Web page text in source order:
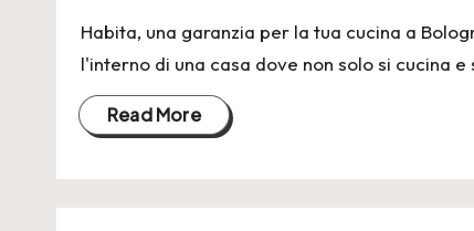
n
e
2
4
Habita, una garanzia per la tua cucina a
l'interno di una casa dove non solo si cucina e
Read More